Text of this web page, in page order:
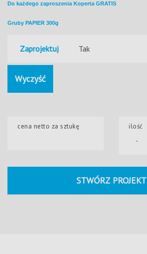
Do każdego zaproszenia Koperta GRATIS
Gruby PAPIER 300g
Zaprojektuj
Wyczyść
cena netto za sztukę
ilość
-
STWÓRZ PROJEKT